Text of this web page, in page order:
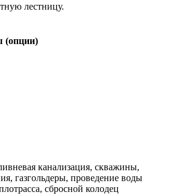
лестницу.
(опции)
канализация, скважины,
газгольдеры, проведение воды
сбросной колодец